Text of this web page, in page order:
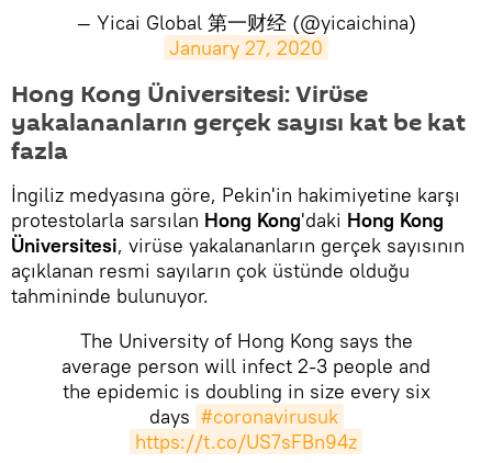
— Yicai Global 第一财经 (@yicaichina)
January 27, 2020
Hong Kong Üniversitesi: Virüse
yakalananların gerçek sayısı kat be kat
fazla
İngiliz medyasına göre, Pekin'in hakimiyetine karşı
protestolarla sarsılan Hong Kong'daki Hong Kong
Üniversitesi, virüse yakalananların gerçek sayısının
açıklanan resmi sayıların çok üstünde olduğu
tahmininde bulunuyor.
The University of Hong Kong says the
average person will infect 2-3 people and
the epidemic is doubling in size every six
days #coronavirusuk
https://t.co/US7sFBn94z